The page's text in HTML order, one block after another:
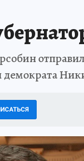
демократа